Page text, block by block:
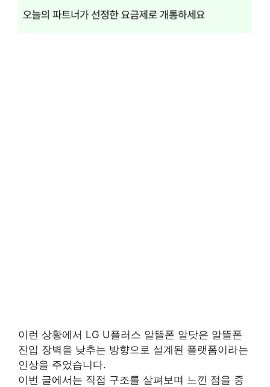
이런 상황에서 LG U플러스 알뜰폰 알닷은 알뜰폰
진입 장벽을 낮추는 방향으로 설계된 플랫폼이라는
인상을 주었습니다.
이번 글에서는 직접 구조를 살펴보며 느낀 점을 중